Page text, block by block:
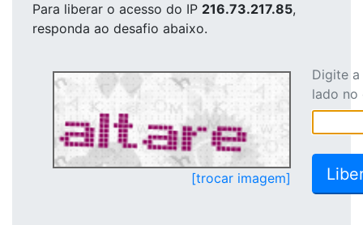
Para liberar o acesso do IP 216.73.217.85,
responda ao desafio abaixo.
[trocar imagem]
Digite
lado no